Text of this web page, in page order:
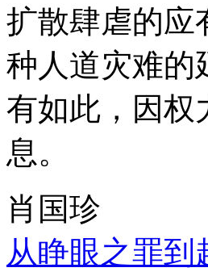
扩散肆虐的应
种人道灾难
有如此，因权
息。
肖国珍
从睁眼之罪到